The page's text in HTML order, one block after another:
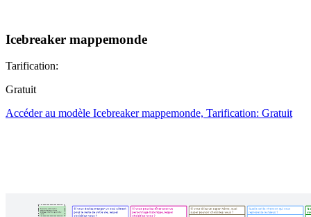
Icebreaker mappemonde
Tarification:
Gratuit
Accéder au modèle Icebreaker mappemonde, Tarification: Gratuit